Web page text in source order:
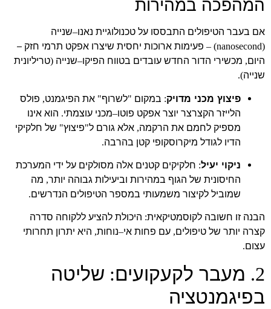
המהפכה במהירות
אם בעבר הטיפולים התבססו על טכנולוגיית נאנו–שנייה
(nanosecond) –
פעימות ארוכות יחסית שיצרו אפקט תרמי חזק –
היום, מכשירי הדור החדש עובדים בטווח הפיקו–שנייה (טריליונית
שנייה).
פיצוץ מכני מדויק: במקום "לשרוף" את הפיגמנט, פולס
הלייזר הקצרצר יוצר אפקט פוטו–מכני עוצמתי. הוא אינו
מספיק לחמם את הרקמה, אלא גורם ל"פיצוץ" של חלקיקי
הדיו לגודל מיקרוסקופי קטן בהרבה.
ניקוי יעיל: חלקיקים קטנים אלה מסולקים על ידי המערכת
החיסונית של הגוף במהירות וביעילות גבוהה יותר, מה
שמוביל לקיצור משמעותי במספר הטיפולים הנדרשים.
הבנה זו חשובה לקוסמטיקאית: היכולת להציע ללקוחה סדרה
קצרה יותר של טיפולים, עם פחות אי–נוחות, היא יתרון תחרותי
עצום.
2. מעבר לקעקועים: שליטה
בפיגמנטציה